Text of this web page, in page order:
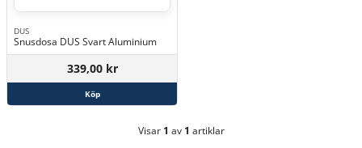
DUS
Snusdosa DUS Svart Aluminium
339,00 kr
Köp
Visar 1 av 1 artiklar